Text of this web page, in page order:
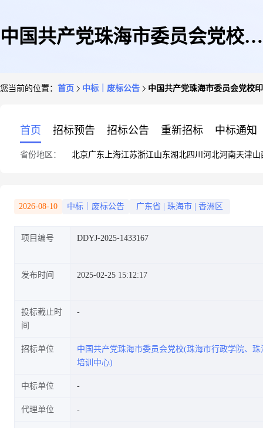
中国共产党珠海市委员会党校印
您当前的位置： 首页 中标｜废标公告 中国共产党珠海市委员会党校
首页 招标预告 招标公告 重新招标 中标通知
省份地区： 北京广东 上海江苏浙江山东湖北四川 河北河南天津山
2026-08-10 中标｜废标公告 广东省 珠海市 香洲区
项目编号 DDYJ-2025-1433167
发布时间 2025-02-25 15:12:17
投标截止时
间
招标单位
中国共产党珠海市委员会党校(珠海市行政学院、
培训中心)
中标单位
代理单位